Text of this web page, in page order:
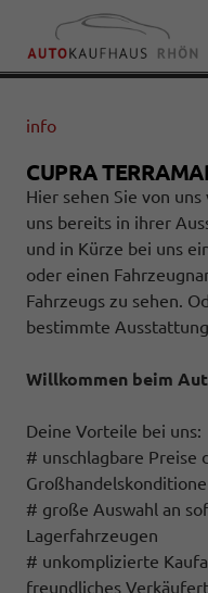
info
CUPRA
Hier sehen Sie von
uns bereits in ihrer
und in Kürze bei uns
oder einen
Fahrzeugs zu sehen.
bestimmte
Willkommen beim
Deine Vorteile bei uns:
# unschlagbare Preise
# große Auswahl an
Lagerfahrzeugen
# unkomplizierte
freundliches